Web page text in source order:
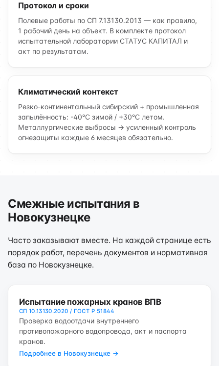
Протокол и сроки
Полевые работы по СП 7.13130.2013 — как правило,
1 рабочий день на объект. В комплекте протокол
испытательной лаборатории СТАТУС КАПИТАЛ и
акт по результатам.
Климатический контекст
Резко-континентальный сибирский + промышленная
запылённость: -40°C зимой / +30°C летом.
Металлургические выбросы → усиленный контроль
огнезащиты каждые 6 месяцев обязательно.
Смежные испытания в
Новокузнецке
Часто заказывают вместе. На каждой странице есть
порядок работ, перечень документов и нормативная
база по Новокузнецке.
Испытание пожарных кранов ВПВ
СП 10.13130.2020 / ГОСТ Р 51844
Проверка водоотдачи внутреннего
противопожарного водопровода, акт и паспорта
кранов.
Подробнее в Новокузнецке →